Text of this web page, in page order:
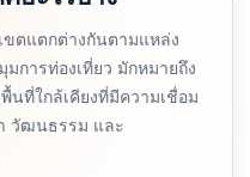
ขตแตกต่างกันตามแหล่ง
การท่องเที่ยว มักหมายถึง
นที่ใกล้เคียงที่มีความเชื่อม
วัฒนธรรม และ